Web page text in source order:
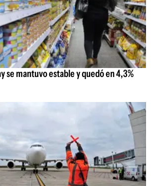
se mantuvo estable y quedó en 4,3%